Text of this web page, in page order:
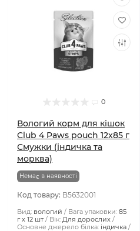
0
Вологий корм для кішок
Club 4 Paws pouch 12x85 г
Смужки (індичка та
морква)
Немає в наявності
Код товару: B5632001
Вид: вологий Вага упаковки: 85
г х 12 шт
Вік: Для дорослих
Основне джерело білка: індичка